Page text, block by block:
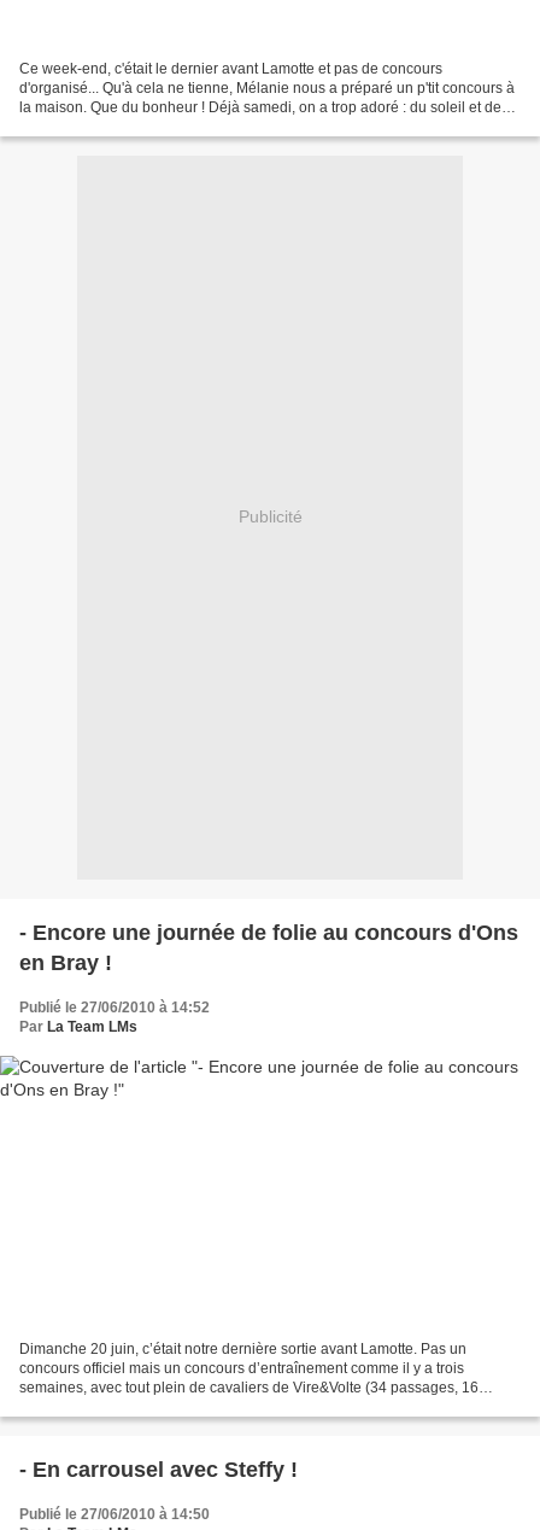
Ce week-end, c'était le dernier avant Lamotte et pas de concours
d'organisé... Qu'à cela ne tienne, Mélanie nous a préparé un p'tit concours à
la maison. Que du bonheur ! Déjà samedi, on a trop adoré : du soleil et des
Publicité
- Encore une journée de folie au concours d'Ons
en Bray !
Publié le 27/06/2010 à 14:52
Par La Team LMs
Dimanche 20 juin, c’était notre dernière sortie avant Lamotte. Pas un
concours officiel mais un concours d’entraînement comme il y a trois
semaines, avec tout plein de cavaliers de Vire&Volte (34 passages, 16
- En carrousel avec Steffy !
Publié le 27/06/2010 à 14:50